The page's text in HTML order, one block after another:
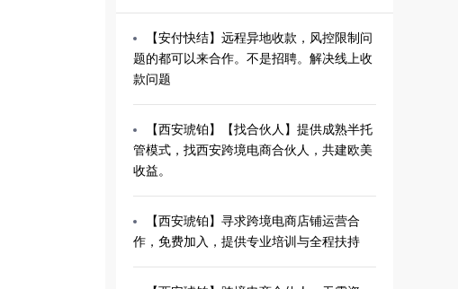
【安付快结】远程异地收款，风控限制问
题的都可以来合作。不是招聘。解决线上收
款问题
【西安琥铂】【找合伙人】提供成熟半托
管模式，找西安跨境电商合伙人，共建欧美
收益。
【西安琥铂】寻求跨境电商店铺运营合
作，免费加入，提供专业培训与全程扶持